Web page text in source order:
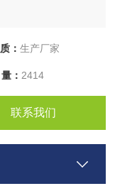
： 生产厂家
： 2414
联系我们